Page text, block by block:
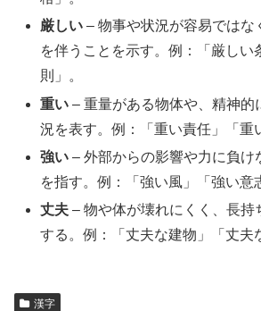
厳しい – 物事や状況が容易ではな
を伴うことを示す。例：「厳しい
則」。
重い – 重量がある物体や、精神的
況を表す。例：「重い責任」「重
強い – 外部からの影響や力に負け
を指す。例：「強い風」「強い意
丈夫 – 物や体が壊れにくく、長持
する。例：「丈夫な建物」「丈夫
漢字